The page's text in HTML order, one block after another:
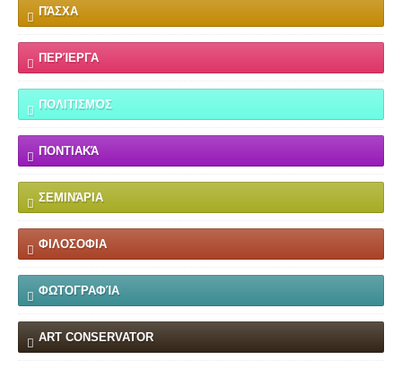
ΠΆΣΧΑ
ΠΕΡΊΕΡΓΑ
ΠΟΛΙΤΙΣΜΌΣ
ΠΟΝΤΙΑΚΆ
ΣΕΜΙΝΆΡΙΑ
ΦΙΛΟΣΟΦΙΑ
ΦΩΤΟΓΡΑΦΊΑ
ART CONSERVATOR